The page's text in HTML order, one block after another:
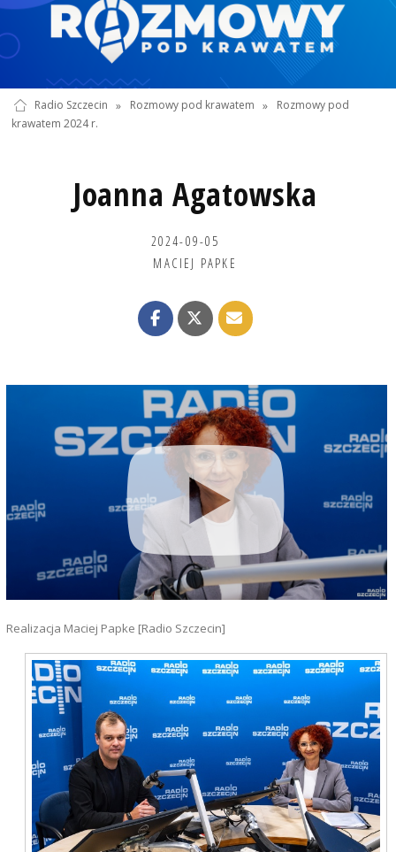
Radio Szczecin » Rozmowy pod krawatem »
Rozmowy pod
krawatem 2024 r.
Joanna Agatowska
2024-09-05
MACIEJ PAPKE
Realizacja Maciej Papke [Radio Szczecin]